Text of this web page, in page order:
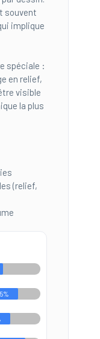
souvent
implique
spéciale :
en relief,
visible
la plus
(relief,